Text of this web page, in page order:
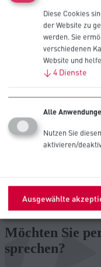
Frage/Anmerkungen
Ich möchte
Mit dem Absenden
Datenschutzerklärungzu.
Möchten Sie
sprechen?
Diese Cookies
der Website zu
werden. Sie
verschiedenen
Website und
↓ 4 Dienste
Alle
Nutzen Sie
aktivieren/
Ausgewählte